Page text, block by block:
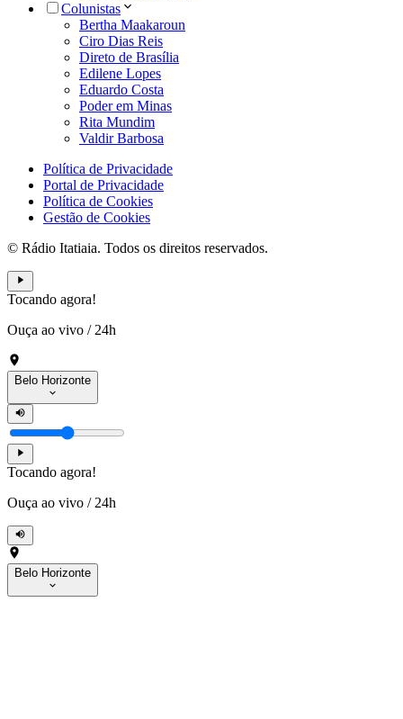
Colunistas
Bertha Maakaroun
Ciro Dias Reis
Direto de Brasília
Edilene Lopes
Eduardo Costa
Poder em Minas
Rita Mundim
Valdir Barbosa
Política de Privacidade
Portal de Privacidade
Política de Cookies
Gestão de Cookies
© Rádio Itatiaia. Todos os direitos reservados.
Tocando agora!
Ouça ao vivo / 24h
Belo Horizonte
Tocando agora!
Ouça ao vivo / 24h
Belo Horizonte